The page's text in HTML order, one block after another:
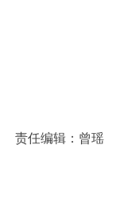
责任编辑：曾瑶